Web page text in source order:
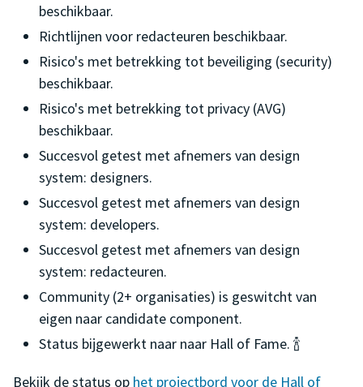
beschikbaar.
Richtlijnen voor redacteuren beschikbaar.
Risico's met betrekking tot beveiliging (security)
beschikbaar.
Risico's met betrekking tot privacy (AVG)
beschikbaar.
Succesvol getest met afnemers van design
system: designers.
Succesvol getest met afnemers van design
system: developers.
Succesvol getest met afnemers van design
system: redacteuren.
Community (2+ organisaties) is geswitcht van
eigen naar candidate component.
Status bijgewerkt naar naar Hall of Fame. 🍾
Bekijk de status op het projectbord voor de Hall of